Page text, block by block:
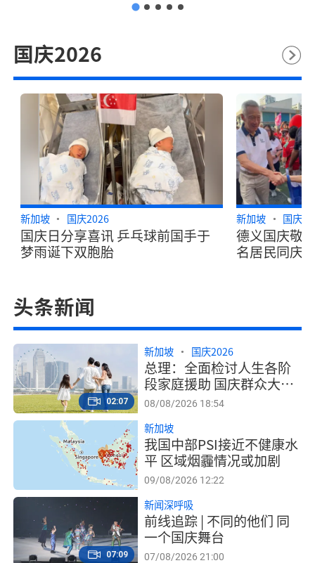
国庆2026
国庆日分享喜讯 乒乓球前国手于
梦雨诞下双胞胎
新加坡 国庆2026
德义国庆敬
名居民同庆
新加坡 国庆
头条新闻
总理：全面检讨人生各阶
段家庭援助 国庆群众大会
宣布细节
新加坡 国庆2026
08/08/2026 18:54
02:07
我国中部PSI接近不健康水
平 区域烟霾情况或加剧
新加坡
09/08/2026 12:22
前线追踪 | 不同的他们 同
一个国庆舞台
新闻深呼吸
07/08/2026 21:00
07:09